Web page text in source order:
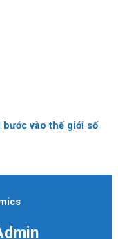
vào thế giới số